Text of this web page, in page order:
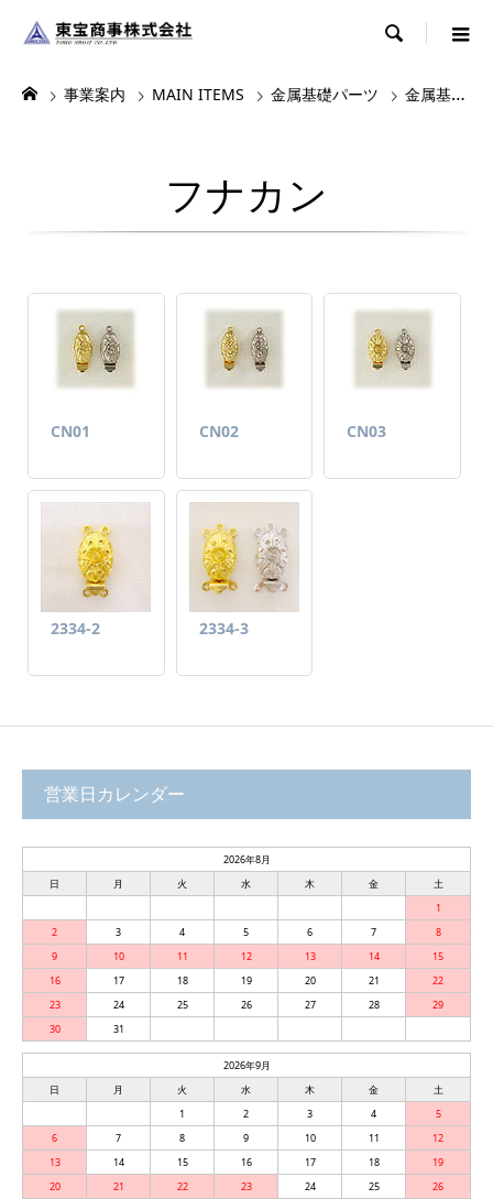

事業案内 MAIN ITEMS 金属基礎パーツ 金属基礎パーツ2
フナカン
CN01 CN02 CN03
2334-2 2334-3
営業日カレンダー
2026年8月
日
月 火 水 木 金
土
1
2
3 4 5 6 7
8
9
10 11 12 13 14
15
16
17 18 19 20 21
22
23
24 25 26 27 28
29
30
31
2026年9月
日
月 火 水 木 金
土
1
2 3 4
5
6
7 8 9 10 11
12
13
14 15 16 17 18
19
20
21 22 23 24 25
26